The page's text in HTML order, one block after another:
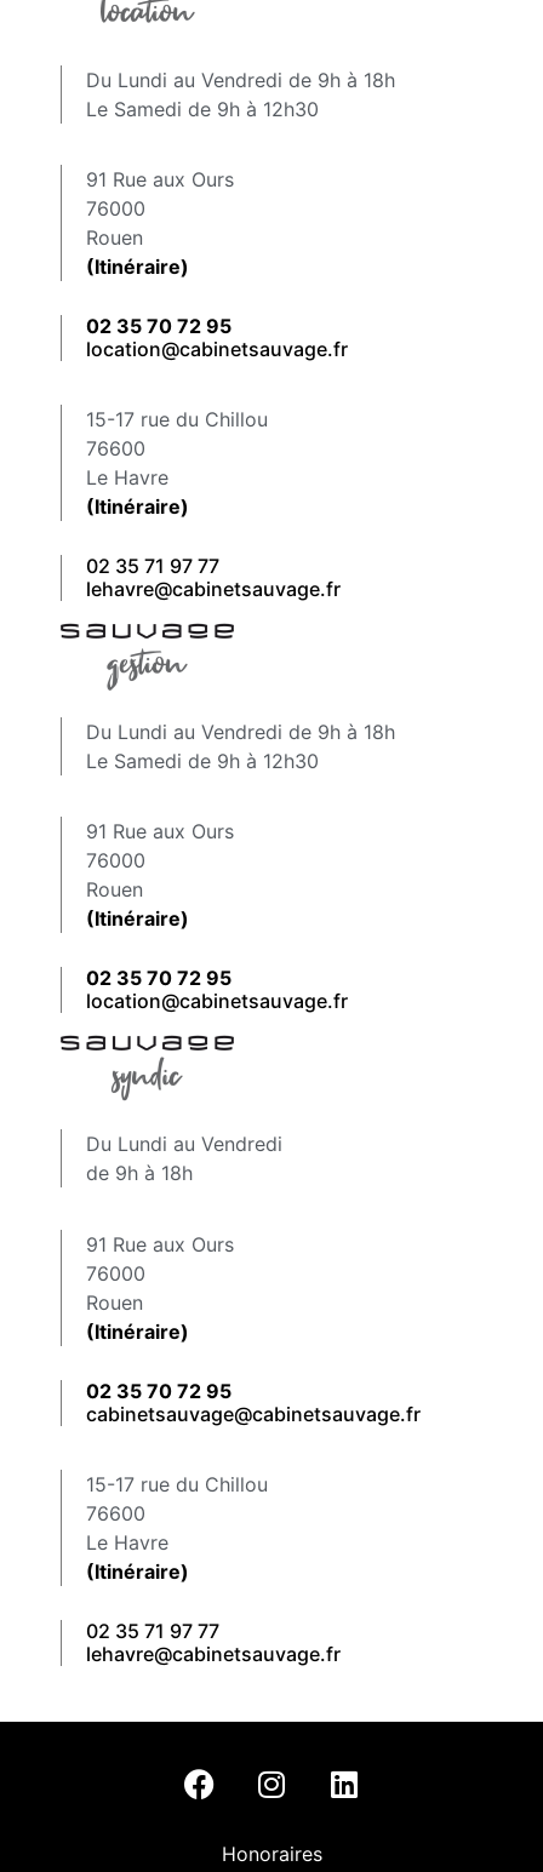
Du Lundi au Vendredi de 9h à 18h
Le Samedi de 9h à 12h30
91 Rue aux Ours
76000
Rouen
(Itinéraire)
02 35 70 72 95
location@cabinetsauvage.fr
15-17 rue du Chillou
76600
Le Havre
(Itinéraire)
02 35 71 97 77
lehavre@cabinetsauvage.fr
Du Lundi au Vendredi de 9h à 18h
Le Samedi de 9h à 12h30
91 Rue aux Ours
76000
Rouen
(Itinéraire)
02 35 70 72 95
location@cabinetsauvage.fr
Du Lundi au Vendredi
de 9h à 18h
91 Rue aux Ours
76000
Rouen
(Itinéraire)
02 35 70 72 95
cabinetsauvage@cabinetsauvage.fr
15-17 rue du Chillou
76600
Le Havre
(Itinéraire)
02 35 71 97 77
lehavre@cabinetsauvage.fr
Honoraires